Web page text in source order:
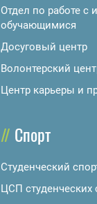
Отдел по работе с
обучающимися
Досуговый центр
Волонтерский
Центр карьеры и
Спорт
Студенческий
ЦСП